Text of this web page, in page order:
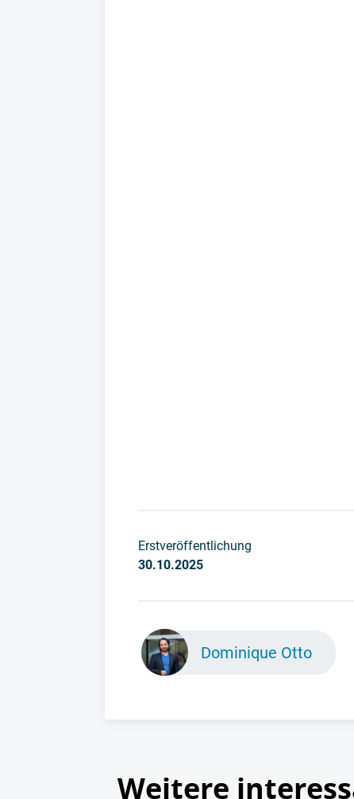
Erstveröffentlichung
30.10.2025
Dominique Otto
Weitere